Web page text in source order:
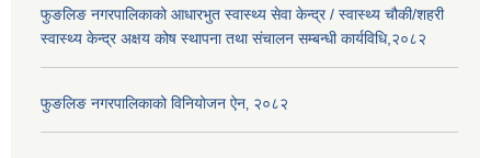
फुङलिङ नगरपालिकाको आधारभुत स्वास्थ्य सेवा केन्द्र / स्वास्थ्य चौकी/शहरी
स्वास्थ्य केन्द्र अक्षय कोष स्थापना तथा संचालन सम्बन्धी कार्यविधि,२०८२
फुङलिङ नगरपालिकाको विनियोजन ऐन‚ २०८२